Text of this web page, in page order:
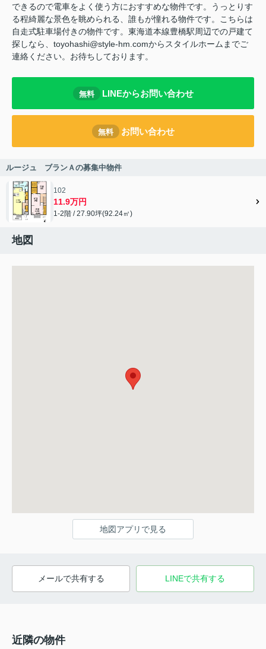
できるので電車をよく使う方におすすめな物件です。うっとりす
る程綺麗な景色を眺められる、誰もが憧れる物件です。こちらは
自走式駐車場付きの物件です。東海道本線豊橋駅周辺での戸建て
探しなら、toyohashi@style-hm.comからスタイルホームまでご
連絡ください。お待ちしております。
無料 LINEからお問い合わせ
無料 お問い合わせ
ルージュ ブランＡの募集中物件
102
11.9万円
1-2階 / 27.90坪(92.24㎡)
地図
地図アプリで見る
メールで共有する LINEで共有する
近隣の物件